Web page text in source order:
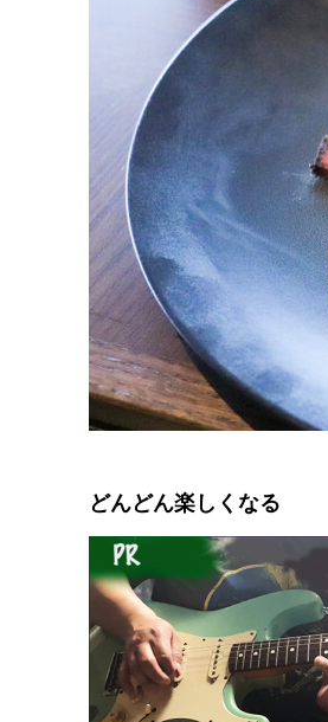
どんどん楽しくなる